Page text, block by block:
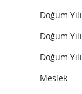
Doğum Yılı
Doğum Yılı
Doğum Yılı
Meslek